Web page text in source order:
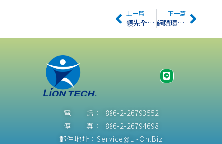
上一篇
領先全球 加州修法2036年禁售柴油卡車 物流車隊首當其衝
下一篇
網購環保新規明上路 業者研發智慧選箱、併貨替包材「瘦身」
電 話：+886-2-26793552
傳 真：+886-2-26794698
郵件地址：Service@Li-On.Biz